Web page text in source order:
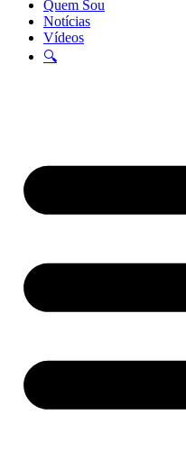
Quem Sou
Notícias
Vídeos
🔍